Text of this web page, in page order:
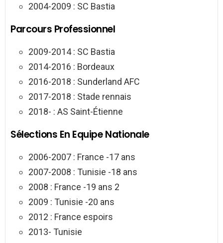
2004-2009 : SC Bastia
Parcours Professionnel
2009-2014 : SC Bastia
2014-2016 : Bordeaux
2016-2018 : Sunderland AFC
2017-2018 : Stade rennais
2018- : AS Saint-Étienne
Sélections En Equipe Nationale
2006-2007 : France -17 ans
2007-2008 : Tunisie -18 ans
2008 : France -19 ans 2
2009 : Tunisie -20 ans
2012 : France espoirs
2013- Tunisie